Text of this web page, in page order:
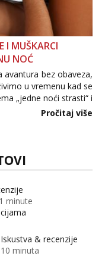
I MUŠKARCI
NOĆ
avantura bez obaveza,
u vremenu kad se
„jedne noći strasti“ i
misle žene, a što
Pročitaj više
minute
Iskustva & recenzije
minuta